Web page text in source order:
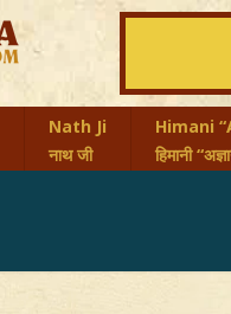
Nath Ji
नाथ जी
Himani
हिमानी